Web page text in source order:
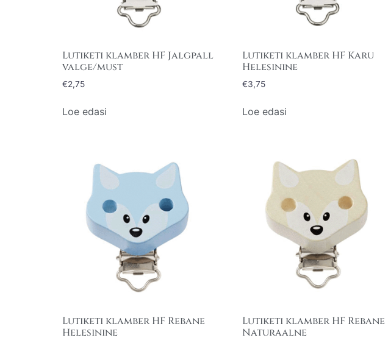
Lutiketi klamber HF Jalgpall
valge/must
€2,75
Loe edasi
Lutiketi klamber HF Karu
Helesinine
€3,75
Loe edasi
Lutiketi klamber HF Rebane
Helesinine
Lutiketi klamber HF Rebane
Naturaalne